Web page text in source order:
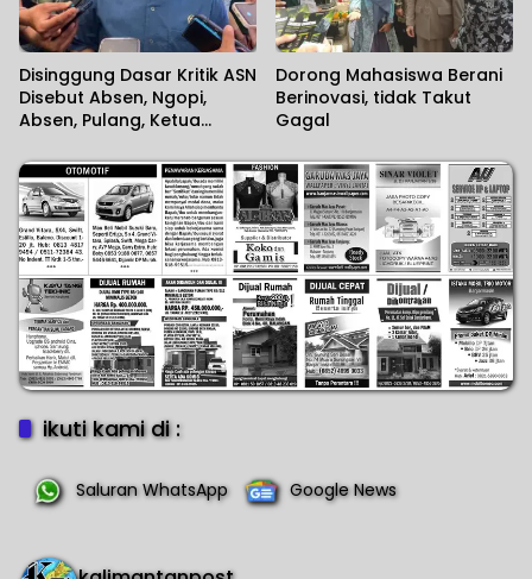
Disinggung Dasar Kritik ASN
Disebut Absen, Ngopi,
Absen, Pulang, Ketua
Wartawan Menilai Sendiri
Dorong Mahasiswa Berani
Berinovasi, tidak Takut
Gagal
ikuti kami di :
Saluran WhatsApp Google News